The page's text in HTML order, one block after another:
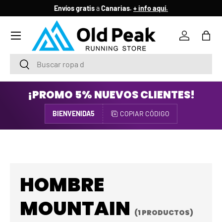
IR AL CONTENIDO
Envíos gratisaCanarias. + info aquí.
BuscarBuscar
Iniciar
Menú
¡PROMO 5% NUEVOS CLIENTES!
BIENVENIDA5 COPIAR CÓDIGO
HOMBRE
MOUNTAIN (1 PRODUCTOS)